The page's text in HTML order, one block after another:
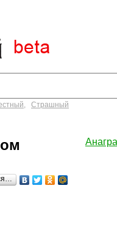
, Страшный